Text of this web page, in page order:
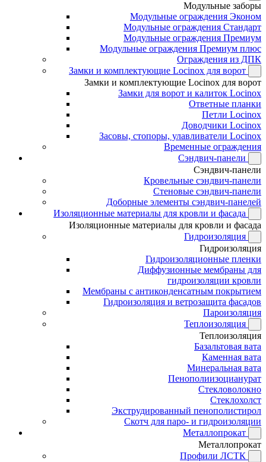
Модульные заборы
Модульные ограждения Эконом
Модульные ограждения Стандарт
Модульные ограждения Премиум
Модульные ограждения Премиум плюс
Ограждения из ДПК
Замки и комплектующие Locinox для ворот
Замки и комплектующие Locinox для ворот
Замки для ворот и калиток Locinox
Ответные планки
Петли Locinox
Доводчики Locinox
Засовы, стопоры, улавливатели Locinox
Временные ограждения
Сэндвич-панели
Сэндвич-панели
Кровельные сэндвич-панели
Стеновые сэндвич-панели
Доборные элементы сэндвич-панелей
Изоляционные материалы для кровли и фасада
Изоляционные материалы для кровли и фасада
Гидроизоляция
Гидроизоляция
Гидроизоляционные пленки
Диффузионные мембраны для
гидроизоляции кровли
Мембраны с антиконденсатным покрытием
Гидроизоляция и ветрозащита фасадов
Пароизоляция
Теплоизоляция
Теплоизоляция
Базальтовая вата
Каменная вата
Минеральная вата
Пенополиизоцианурат
Стекловолокно
Стеклохолст
Экструдированный пенополистирол
Скотч для паро- и гидроизоляции
Металлопрокат
Металлопрокат
Профили ЛСТК